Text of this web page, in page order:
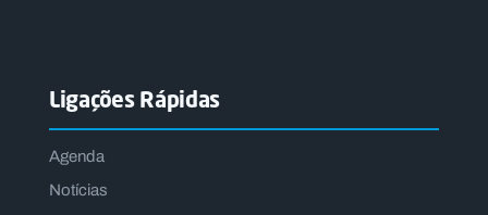
Ligações Rápidas
Agenda
Notícias